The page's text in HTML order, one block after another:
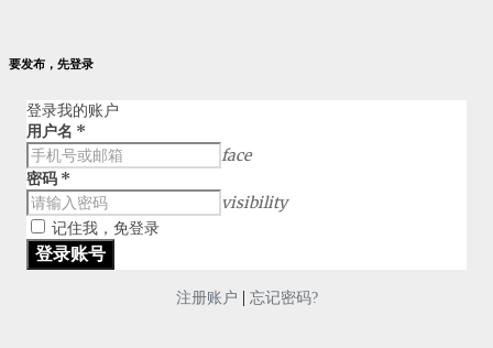
要发布，先登录
登录我的账户
用户名 *
face
密码 *
visibility
记住我，免登录
注册账户 | 忘记密码?